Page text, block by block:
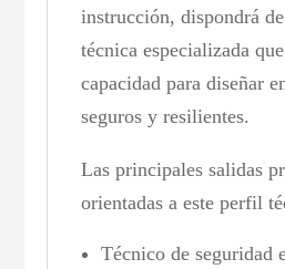
instrucción, dispondrá
técnica especializada
capacidad para diseñar
seguros y resilientes.
Las principales salidas
orientadas a este perfil
Técnico de seguridad